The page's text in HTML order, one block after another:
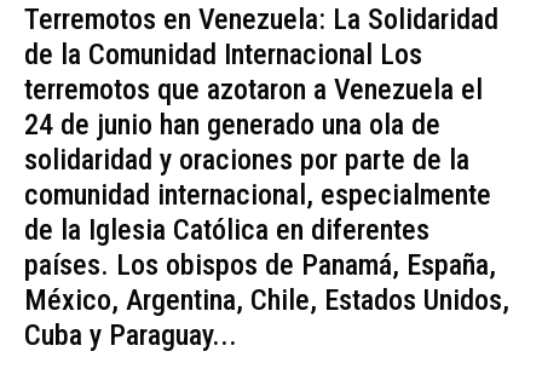
Terremotos en Venezuela: La Solidaridad
de la Comunidad Internacional Los
terremotos que azotaron a Venezuela el
24 de junio han generado una ola de
solidaridad y oraciones por parte de la
comunidad internacional, especialmente
de la Iglesia Católica en diferentes
países. Los obispos de Panamá, España,
México, Argentina, Chile, Estados Unidos,
Cuba y Paraguay...